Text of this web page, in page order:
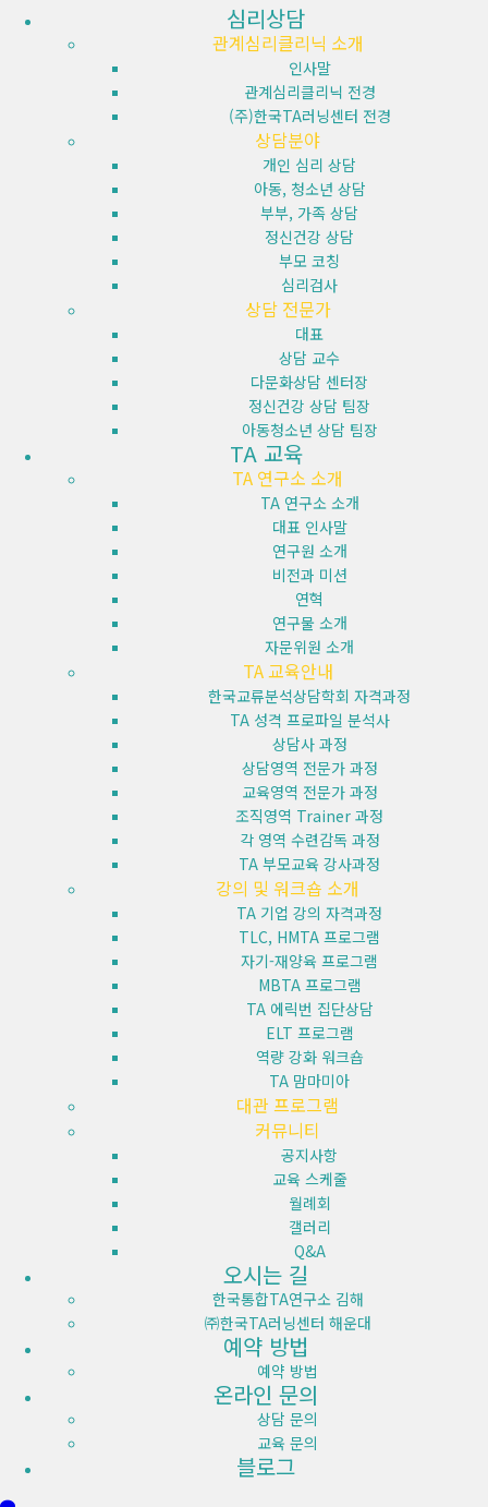
심리상담
관계심리클리닉 소개
인사말
관계심리클리닉 전경
(주)한국TA러닝센터 전경
상담분야
개인 심리 상담
아동, 청소년 상담
부부, 가족 상담
정신건강 상담
부모 코칭
심리검사
상담 전문가
대표
상담 교수
다문화상담 센터장
정신건강 상담 팀장
아동청소년 상담 팀장
TA 교육
TA 연구소 소개
TA 연구소 소개
대표 인사말
연구원 소개
비전과 미션
연혁
연구물 소개
자문위원 소개
TA 교육안내
한국교류분석상담학회 자격과정
TA 성격 프로파일 분석사
상담사 과정
상담영역 전문가 과정
교육영역 전문가 과정
조직영역 Trainer 과정
각 영역 수련감독 과정
TA 부모교육 강사과정
강의 및 워크숍 소개
TA 기업 강의 자격과정
TLC, HMTA 프로그램
자기-재양육 프로그램
MBTA 프로그램
TA 에릭번 집단상담
ELT 프로그램
역량 강화 워크숍
TA 맘마미아
대관 프로그램
커뮤니티
공지사항
교육 스케줄
월례회
갤러리
Q&A
오시는 길
한국통합TA연구소 김해
㈜한국TA러닝센터 해운대
예약 방법
예약 방법
온라인 문의
상담 문의
교육 문의
블로그